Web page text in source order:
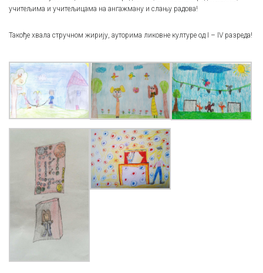
учитељима и учитељицама на ангажману и слању радова!
Такође хвала стручном жирију, ауторима ликовне културе од I – IV разреда!